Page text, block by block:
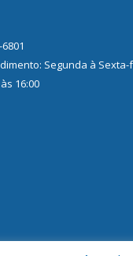
Segunda à Sexta-
16:00